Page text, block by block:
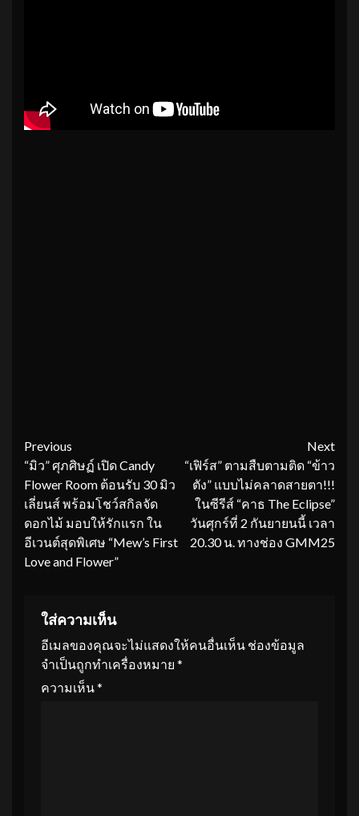
Continue
Reading
Previous
“มิว” ศุภศิษฏ์ เปิด Candy
Flower Room ต้อนรับ 30 มิว
เลี่ยนส์ พร้อมโชว์สกิลจัด
ดอกไม้ มอบให้รักแรก ใน
อีเวนต์สุดพิเศษ “Mew’s First
Love and Flower”
Next
“เฟิร์ส” ตามสืบตามติด “ข้าว
ตัง” แบบไม่คลาดสายตา!!!
ในซีรีส์ “คาธ The Eclipse”
วันศุกร์ที่ 2 กันยายนนี้ เวลา
20.30 น. ทางช่อง GMM25
ใส่ความเห็น
อีเมลของคุณจะไม่แสดงให้คนอื่นเห็น ช่องข้อมูล
จำเป็นถูกทำเครื่องหมาย *
ความเห็น*